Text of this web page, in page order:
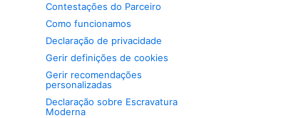
Contestações do Parceiro
Como funcionamos
Declaração de privacidade
Gerir definições de cookies
Gerir recomendações
personalizadas
Declaração sobre Escravatura
Moderna